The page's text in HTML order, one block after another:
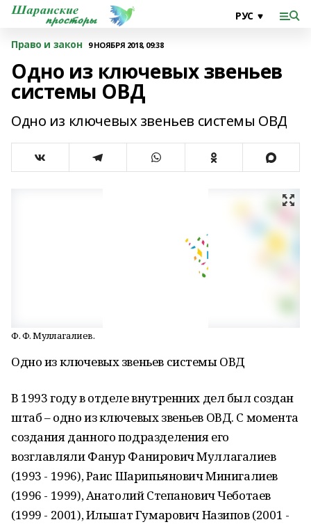
Право и закон 9 НОЯБРЯ 2018, 09:38
Одно из ключевых звеньев
системы ОВД
Одно из ключевых звеньев системы ОВД
Ф. Ф. Муллагалиев.
Одно из ключевых звеньев системы ОВД
В 1993 году в отделе внутренних дел был создан
штаб – одно из ключевых звеньев ОВД. С момента
создания данного подразделения его
возглавляли Фанур Фанирович Муллагалиев
(1993 - 1996), Раис Шарипьянович Минигалиев
(1996 - 1999), Анатолий Степанович Чеботаев
(1999 - 2001), Ильшат Гумарович Назипов (2001 -